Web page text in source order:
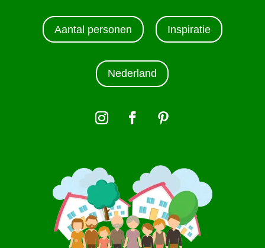
Aantal personen Inspiratie
Nederland